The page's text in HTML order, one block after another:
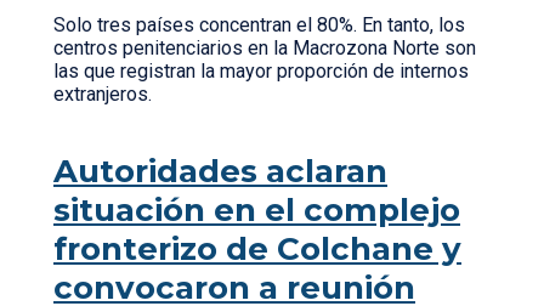
Solo tres países concentran el 80%. En tanto, los
centros penitenciarios en la Macrozona Norte son
las que registran la mayor proporción de internos
extranjeros.
Autoridades aclaran
situación en el complejo
fronterizo de Colchane y
convocaron a reunión